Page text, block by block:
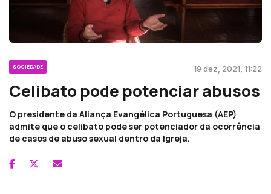
SOCIEDADE 19 dez, 2021, 11:22
Celibato pode potenciar abusos
O presidente da Aliança Evangélica Portuguesa (AEP)
admite que o celibato pode ser potenciador da ocorrência
de casos de abuso sexual dentro da Igreja.